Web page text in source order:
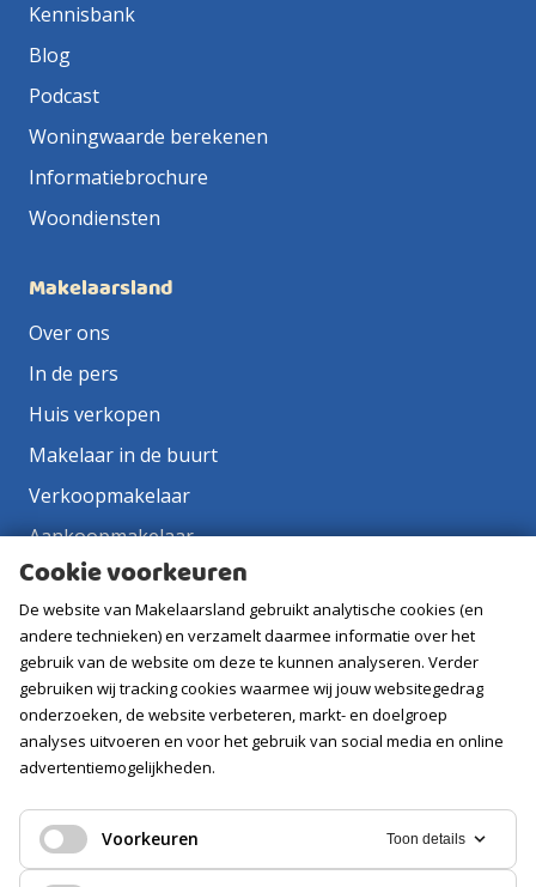
Kennisbank
Blog
Podcast
Woningwaarde berekenen
Informatiebrochure
Woondiensten
Makelaarsland
Over ons
In de pers
Huis verkopen
Makelaar in de buurt
Verkoopmakelaar
Aankoopmakelaar
Contact
Vacatures
Volg ons
Cookie voorkeuren
De website van Makelaarsland gebruikt analytische cookies (en
andere technieken) en verzamelt daarmee informatie over het
gebruik van de website om deze te kunnen analyseren. Verder
gebruiken wij tracking cookies waarmee wij jouw websitegedrag
onderzoeken, de website verbeteren, markt- en doelgroep
analyses uitvoeren en voor het gebruik van social media en online
advertentiemogelijkheden.
Voorkeuren Toon details